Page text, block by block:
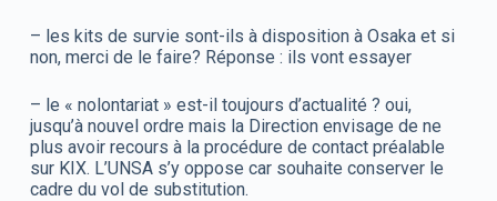
– les kits de survie sont-ils à disposition à Osaka et si
non, merci de le faire? Réponse : ils vont essayer
– le « nolontariat » est-il toujours d’actualité ? oui,
jusqu’à nouvel ordre mais la Direction envisage de ne
plus avoir recours à la procédure de contact préalable
sur KIX. L’UNSA s’y oppose car souhaite conserver le
cadre du vol de substitution.